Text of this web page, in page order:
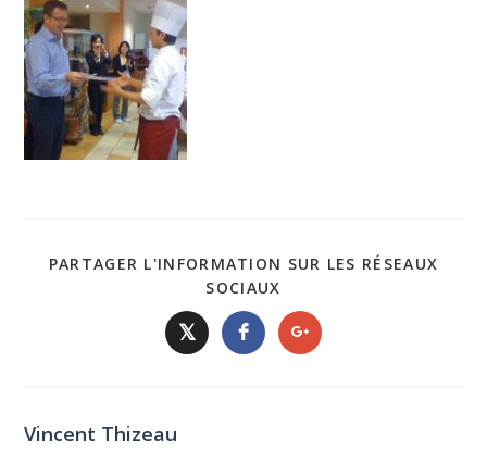
PARTAGER L'INFORMATION SUR LES RÉSEAUX
SOCIAUX
𝕏
Vincent Thizeau